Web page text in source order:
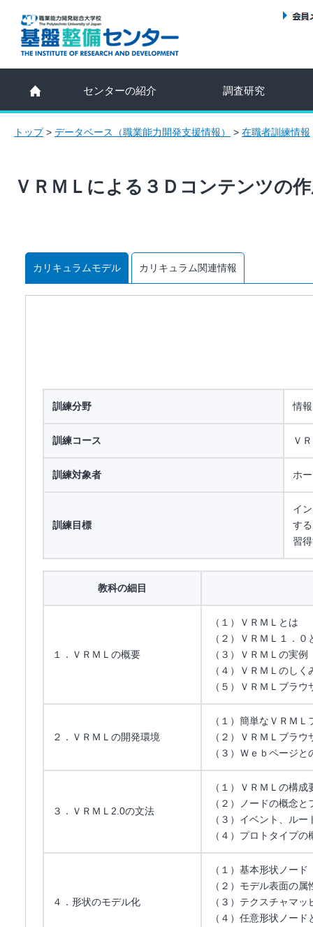
センターの紹介 調査研究
トップ> データベース（職業能力開発支援情報） > 在職者訓練情報
ＶＲＭＬによる３Ｄコンテンツの
カリキュラムモデル カリキュラム関連情報
訓練分野 情
訓練コース Ｖ
訓練対象者 ホ
訓練目標
イ
す
習
教科の細目
１．ＶＲＭＬの概要
（１）ＶＲＭＬとは
（２）ＶＲＭＬ１．
（３）ＶＲＭＬの実例
（４）ＶＲＭＬのしく
（５）ＶＲＭＬブラウ
２．ＶＲＭＬの開発環境
（１）簡単なＶＲＭ
（２）ＶＲＭＬブラウ
（３）Ｗｅｂページと
３．ＶＲＭＬ2.0の文法
（１）ＶＲＭＬの構成
（２）ノードの概念
（３）イベント、ル
（４）プロトタイプの
４．形状のモデル化
（１）基本形状ノード
（２）モデル表面の属
（３）テクスチャマッ
（４）任意形状ノー